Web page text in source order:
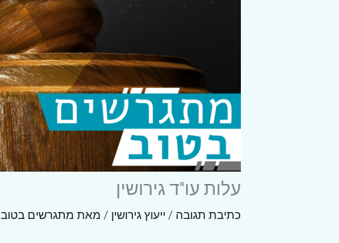
עלות עו"ד גירושין
כתיבת תגובה / ייעוץ גירושין / מאת מתגרשים בטוב